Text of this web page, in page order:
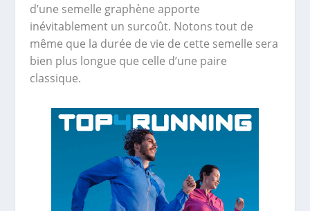
d’une semelle graphène apporte
inévitablement un surcoût. Notons tout de
même que la durée de vie de cette semelle sera
bien plus longue que celle d’une paire
classique.